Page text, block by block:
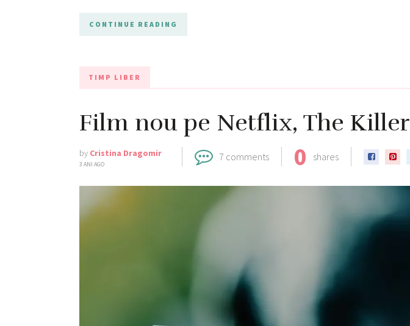
CONTINUE READING
TIMP LIBER
Film nou pe Netflix, The Killer
by Cristina Dragomir
3 ANI AGO
7 comments 0 shares